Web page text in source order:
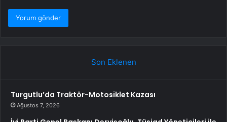
Son Eklenen
Turgutlu’da Traktör-Motosiklet Kazası
Ağustos 7, 2026